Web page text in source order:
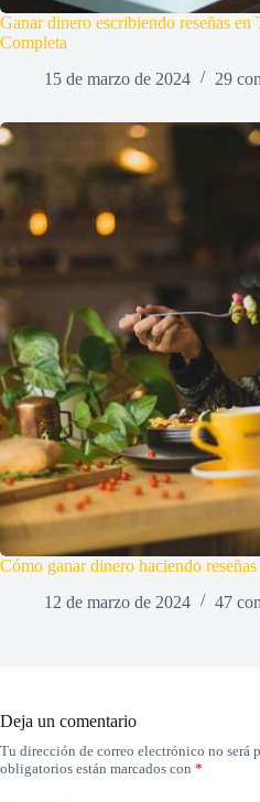
Ganar dinero escribiendo reseñas en
Completa
15 de marzo de 2024
29
Cómo ganar dinero haciendo
12 de marzo de 2024
47
Deja un comentario
Tu dirección de correo electrónico no será
obligatorios están marcados con *